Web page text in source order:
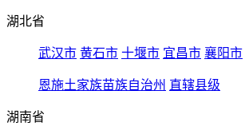
湖北省
武汉市 黄石市 十堰市 宜昌市 襄阳市
恩施土家族苗族自治州 直辖县级
湖南省